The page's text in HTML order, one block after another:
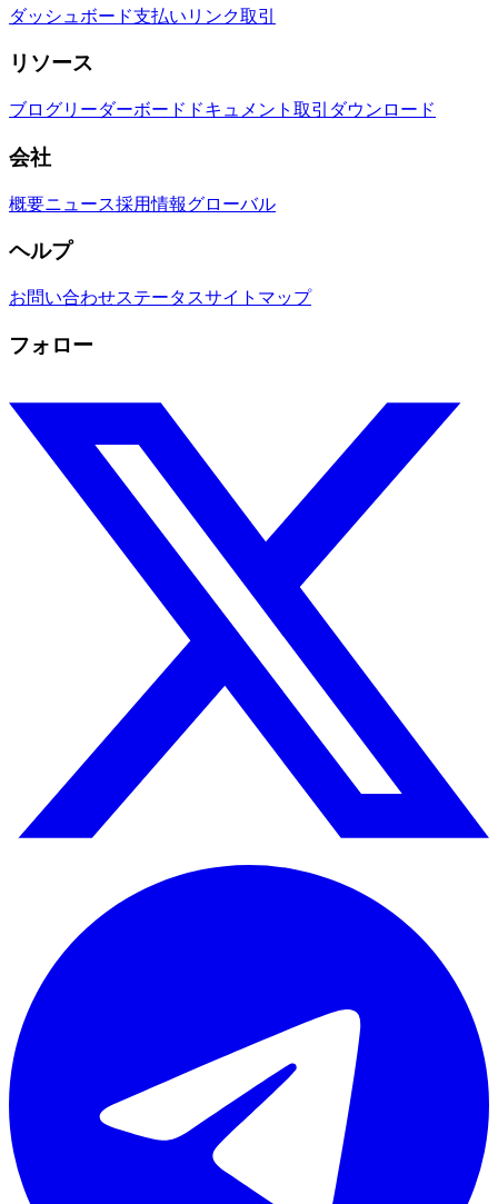
ダッシュボード支払いリンク取引
リソース
ブログリーダーボード ドキュメント 取引 ダウンロード
会社
概要ニュース採用情報グローバル
ヘルプ
お問い合わせステータスサイトマップ
フォロー